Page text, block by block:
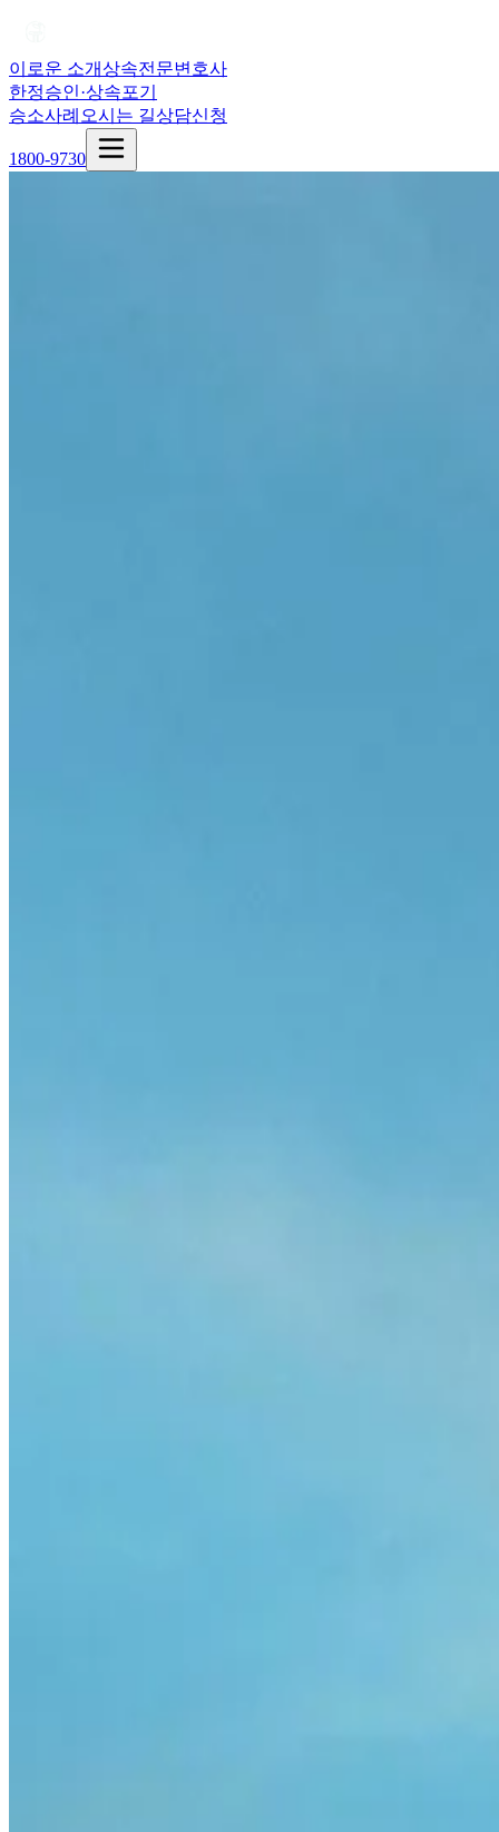
이로운 소개상속전문변호사
한정승인·상속포기
승소사례 오시는 길상담신청
1800-9730